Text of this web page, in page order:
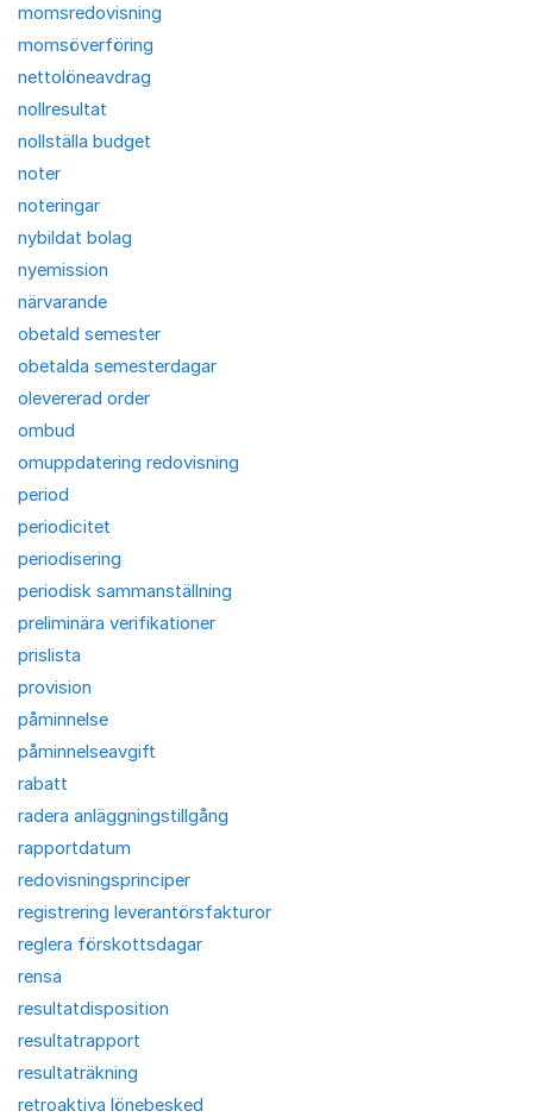
momsredovisning
momsöverföring
nettolöneavdrag
nollresultat
nollställa budget
noter
noteringar
nybildat bolag
nyemission
närvarande
obetald semester
obetalda semesterdagar
olevererad order
ombud
omuppdatering redovisning
period
periodicitet
periodisering
periodisk sammanställning
preliminära verifikationer
prislista
provision
påminnelse
påminnelseavgift
rabatt
radera anläggningstillgång
rapportdatum
redovisningsprinciper
registrering leverantörsfakturor
reglera förskottsdagar
rensa
resultatdisposition
resultatrapport
resultaträkning
retroaktiva lönebesked